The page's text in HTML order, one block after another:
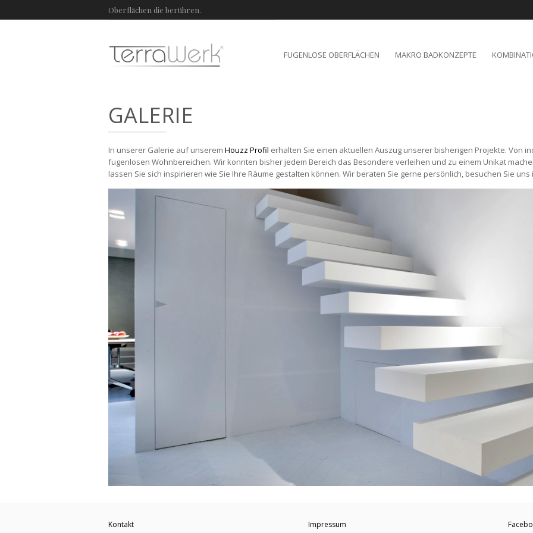
Oberflächen die berühren.
FUGENLOSE OBERFLÄCHEN MAKRO BADKONZEPTE
GALERIE
In unserer Galerie auf unserem Houzz Profil erhalten Sie einen aktuellen Auszug unserer bisherigen Projekte. Von
fugenlosen Wohnbereichen. Wir konnten bisher jedem Bereich das Besondere verleihen und zu einem Unikat
lassen Sie sich inspirieren wie Sie Ihre Räume gestalten können. Wir beraten Sie gerne persönlich, besuchen Sie uns
Kontakt Impressum